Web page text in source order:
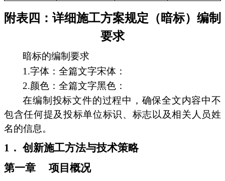
附表四：详细施工方案规定（暗标）编制
要求
暗标的编制要求
1.字体：全篇文字宋体：
2.颜色：全篇文字黑色：
在编制投标文件的过程中，确保全文内容中不
包含任何提及投标单位标识、标志以及相关人员姓
名的信息。
1． 创新施工方法与技术策略
第一章 项目概况